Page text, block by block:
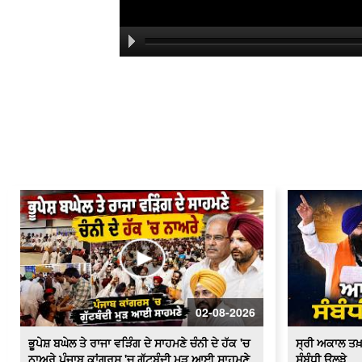
02-08-2026
ਭੂਪੇਸ਼ ਬਘੇਲ ਤੇ ਰਾਜਾ ਵੜਿੰਗ ਦੇ ਸਾਹਮਣੇ ਚੰਨੀ ਦੇ ਹੱਕ 'ਚ
ਸ੍ਰੀ ਅਕਾਲ